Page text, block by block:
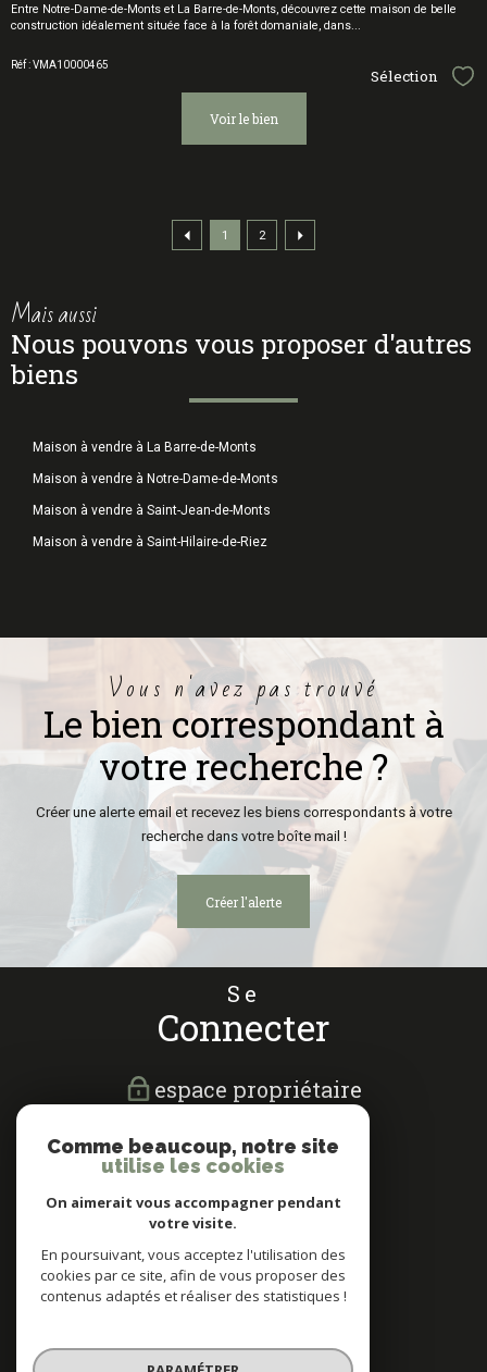
Entre Notre-Dame-de-Monts et La Barre-de-Monts, découvrez cette maison de belle
construction idéalement située face à la forêt domaniale, dans...
Réf : VMA10000465
Sélection
voir le bien
1 2
mais aussi
nous pouvons vous proposer d'autres
biens
Maison à vendre à La Barre-de-Monts
Maison à vendre à Notre-Dame-de-Monts
Maison à vendre à Saint-Jean-de-Monts
Maison à vendre à Saint-Hilaire-de-Riez
vous n'avez pas trouvé
le bien correspondant à
votre recherche ?
Créer une alerte email et recevez les biens correspondants à votre
recherche dans votre boîte mail !
créer l'alerte
Se
connecter
espace propriétaire
Nous
suivre
Nous
Comme beaucoup, notre site
utilise les cookies
On aimerait vous accompagner pendant
votre visite.
En poursuivant, vous acceptez l'utilisation des
cookies par ce site, afin de vous proposer des
contenus adaptés et réaliser des statistiques !